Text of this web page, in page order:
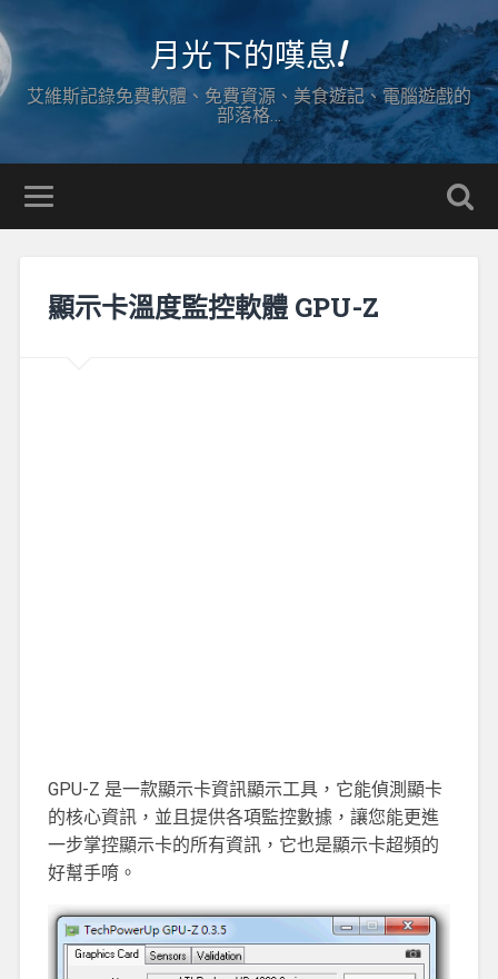
月光下的嘆息!
艾維斯記錄免費軟體、免費資源、美食遊記、電腦遊戲的
部落格…
顯示卡溫度監控軟體 GPU-Z
GPU-Z 是一款顯示卡資訊顯示工具，它能偵測顯卡
的核心資訊，並且提供各項監控數據，讓您能更進
一步掌控顯示卡的所有資訊，它也是顯示卡超頻的
好幫手唷。